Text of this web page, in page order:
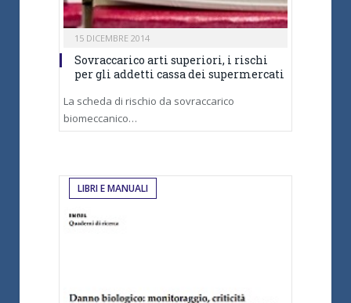
15 DICEMBRE 2014
Sovraccarico arti superiori, i rischi
per gli addetti cassa dei supermercati
La scheda di rischio da sovraccarico
biomeccanico…
LIBRI E MANUALI